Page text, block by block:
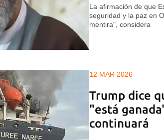
La afirmación de que
seguridad y la paz en
mentira", considera
12 MAR 2026
Trump dice
"está
continuará